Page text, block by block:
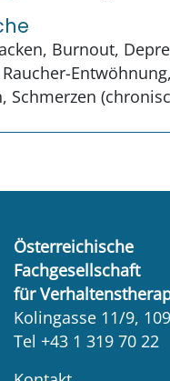
Burnout,
Entwöhnung,
Schmerzen
Österreichische
Fachgesellschaft
für
Kolingasse 11/9,
Tel +43 1 319 70 22